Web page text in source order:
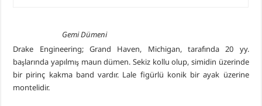
Gemi Dümeni
Drake Engineering; Grand Haven, Michigan, tarafında 20 yy.
başlarında yapılmış maun dümen. Sekiz kollu olup, simidin üzerinde
bir pirinç kakma band vardır. Lale figürlü konik bir ayak üzerine
montelidir.